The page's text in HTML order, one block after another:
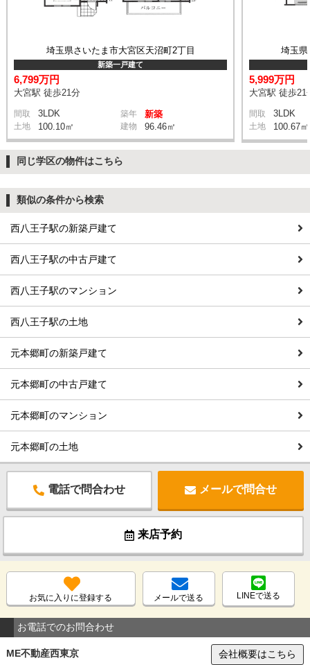
埼玉県さいたま市大宮区天沼町2丁目
新築一戸建て
6,799万円
大宮駅 徒歩21分
間取 3LDK 築年 新築
土地 100.10㎡ 建物 96.46㎡
埼玉県
5,999万円
大宮駅 徒歩21
間取 3LDK
土地 100.67㎡
同じ学区の物件はこちら
類似の条件から検索
西八王子駅の新築戸建て
西八王子駅の中古戸建て
西八王子駅のマンション
西八王子駅の土地
元本郷町の新築戸建て
元本郷町の中古戸建て
元本郷町のマンション
元本郷町の土地
電話で問合わせ メールで問合せ
来店予約
お気に入りに登録する メールで送る LINEで送る
お電話でのお問合わせ
ME不動産西東京 会社概要はこちら